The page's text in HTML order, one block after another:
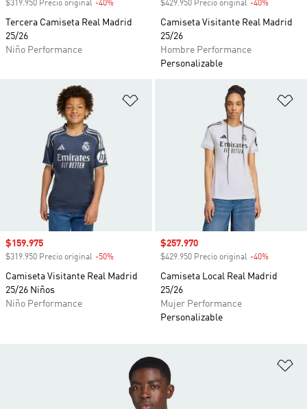
$319.950 Precio original -40%
Tercera Camiseta Real Madrid
25/26
Niño Performance
$429.950 Precio original -40%
Camiseta Visitante Real Madrid
25/26
Hombre Performance
Personalizable
Añadir a la lista de deseos
Precio de venta
$159.975
$319.950 Precio original -50%
Camiseta Visitante Real Madrid
25/26 Niños
Niño Performance
Precio de venta
$257.970
$429.950 Precio original -40%
Camiseta Local Real Madrid
25/26
Mujer Performance
Personalizable